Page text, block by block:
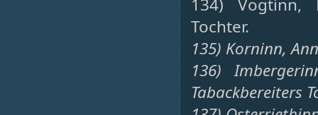
Tochter.
135) Korninn,
136)
Tabackbereiters